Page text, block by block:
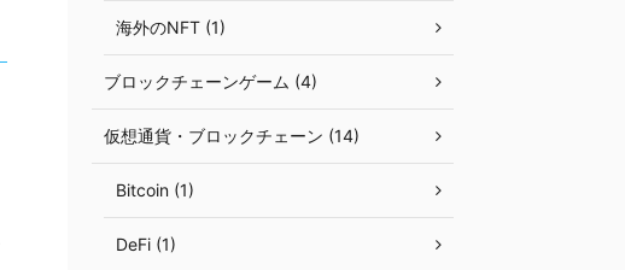
海外のNFT (1)
ブロックチェーンゲーム (4)
仮想通貨・ブロックチェーン (14)
Bitcoin (1)
DeFi (1)